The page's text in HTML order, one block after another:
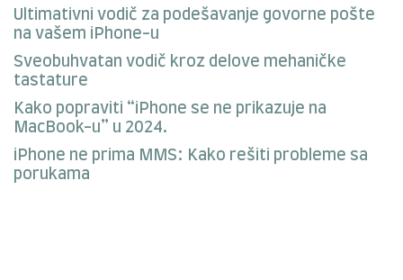
Ultimativni vodič za podešavanje govorne pošte
na vašem iPhone-u
Sveobuhvatan vodič kroz delove mehaničke
tastature
Kako popraviti “iPhone se ne prikazuje na
MacBook-u” u 2024.
iPhone ne prima MMS: Kako rešiti probleme sa
porukama